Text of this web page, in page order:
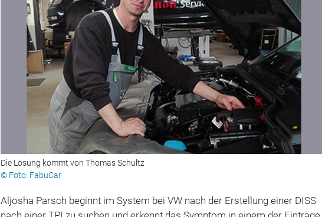
Die Lösung kommt von Thomas Schultz
© Foto: FabuCar
Aljosha Parsch beginnt im System bei VW nach der Erstellung einer DISS